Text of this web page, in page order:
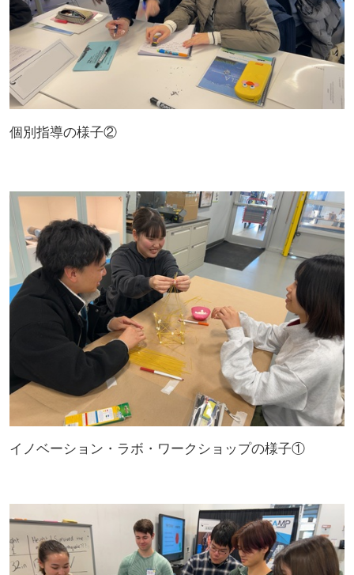
個別指導の様子②
イノベーション・ラボ・ワークショップの様子①